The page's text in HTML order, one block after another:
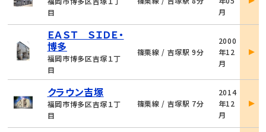
目
月
詳
ＥＡＳＴ ＳＩＤＥ・
博多
福岡市博多区吉塚１丁
目
篠栗線 / 吉塚駅 9分
2000
年12
月
詳
クラウン吉塚
福岡市博多区吉塚１丁
目
篠栗線 / 吉塚駅 7分
2014
年12
月
詳